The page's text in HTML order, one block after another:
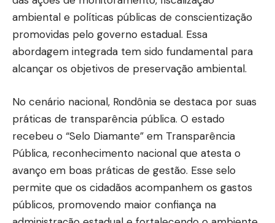
ambiental e políticas públicas de conscientização
promovidas pelo governo estadual. Essa
abordagem integrada tem sido fundamental para
alcançar os objetivos de preservação ambiental.
No cenário nacional, Rondônia se destaca por suas
práticas de transparência pública. O estado
recebeu o “Selo Diamante” em Transparência
Pública, reconhecimento nacional que atesta o
avanço em boas práticas de gestão. Esse selo
permite que os cidadãos acompanhem os gastos
públicos, promovendo maior confiança na